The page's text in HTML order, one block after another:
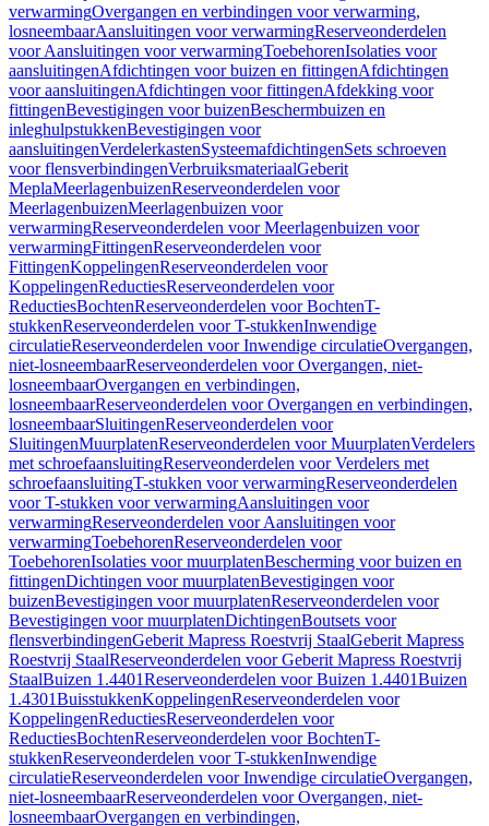
verwarmingOvergangen en verbindingen voor verwarming,
losneembaarAansluitingen voor verwarmingReserveonderdelen
voor Aansluitingen voor verwarmingToebehorenIsolaties voor
aansluitingenAfdichtingen voor buizen en fittingenAfdichtingen
voor aansluitingenAfdichtingen voor fittingenAfdekking voor
fittingenBevestigingen voor buizenBeschermbuizen en
inleghulpstukkenBevestigingen voor
aansluitingenVerdelerkastenSysteemafdichtingenSets schroeven
voor flensverbindingenVerbruiksmateriaalGeberit
MeplaMeerlagenbuizenReserveonderdelen voor
MeerlagenbuizenMeerlagenbuizen voor
verwarmingReserveonderdelen voor Meerlagenbuizen voor
verwarmingFittingenReserveonderdelen voor
FittingenKoppelingenReserveonderdelen voor
KoppelingenReductiesReserveonderdelen voor
ReductiesBochtenReserveonderdelen voor BochtenT-
stukkenReserveonderdelen voor T-stukkenInwendige
circulatieReserveonderdelen voor Inwendige circulatieOvergangen,
niet-losneembaarReserveonderdelen voor Overgangen, niet-
losneembaarOvergangen en verbindingen,
losneembaarReserveonderdelen voor Overgangen en verbindingen,
losneembaarSluitingenReserveonderdelen voor
SluitingenMuurplatenReserveonderdelen voor MuurplatenVerdelers
met schroefaansluitingReserveonderdelen voor Verdelers met
schroefaansluitingT-stukken voor verwarmingReserveonderdelen
voor T-stukken voor verwarmingAansluitingen voor
verwarmingReserveonderdelen voor Aansluitingen voor
verwarmingToebehorenReserveonderdelen voor
ToebehorenIsolaties voor muurplatenBescherming voor buizen en
fittingenDichtingen voor muurplatenBevestigingen voor
buizenBevestigingen voor muurplatenReserveonderdelen voor
Bevestigingen voor muurplatenDichtingenBoutsets voor
flensverbindingenGeberit Mapress Roestvrij StaalGeberit Mapress
Roestvrij StaalReserveonderdelen voor Geberit Mapress Roestvrij
StaalBuizen 1.4401Reserveonderdelen voor Buizen 1.4401Buizen
1.4301BuisstukkenKoppelingenReserveonderdelen voor
KoppelingenReductiesReserveonderdelen voor
ReductiesBochtenReserveonderdelen voor BochtenT-
stukkenReserveonderdelen voor T-stukkenInwendige
circulatieReserveonderdelen voor Inwendige circulatieOvergangen,
niet-losneembaarReserveonderdelen voor Overgangen, niet-
losneembaarOvergangen en verbindingen,